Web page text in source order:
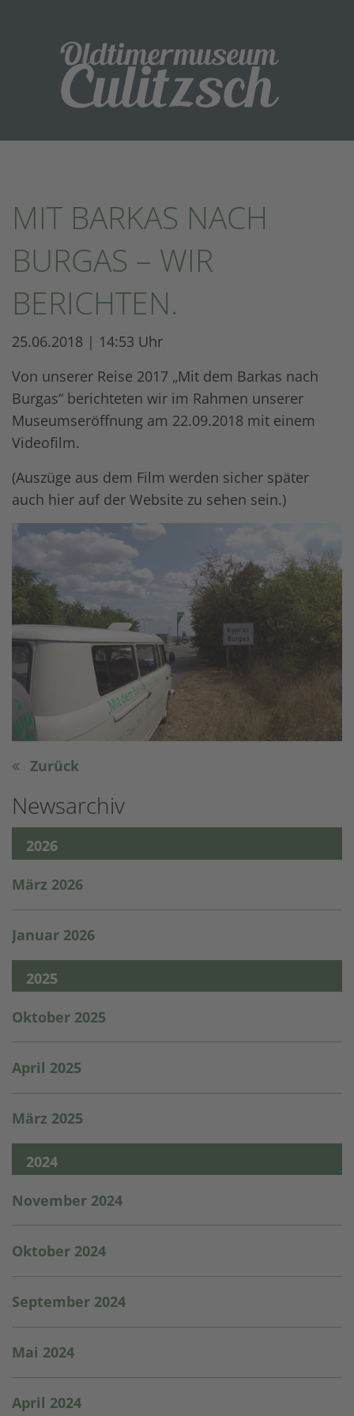
MIT BARKAS NACH
BURGAS – WIR
BERICHTEN.
25.06.2018 | 14:53 Uhr
Von unserer Reise 2017 „Mit dem Barkas nach
Burgas“ berichteten wir im Rahmen unserer
Museumseröffnung am 22.09.2018 mit einem
Videofilm.
(Auszüge aus dem Film werden sicher später
auch hier auf der Website zu sehen sein.)
Zurück
Newsarchiv
2026
März 2026
Januar 2026
2025
Oktober 2025
April 2025
März 2025
2024
November 2024
Oktober 2024
September 2024
Mai 2024
April 2024